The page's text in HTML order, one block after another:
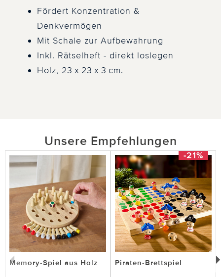
Fördert Konzentration &
Denkvermögen
Mit Schale zur Aufbewahrung
Inkl. Rätselheft - direkt loslegen
Holz, 23 x 23 x 3 cm.
Unsere Empfehlungen
Memory-Spiel aus Holz
-21%
Piraten-Brettspiel